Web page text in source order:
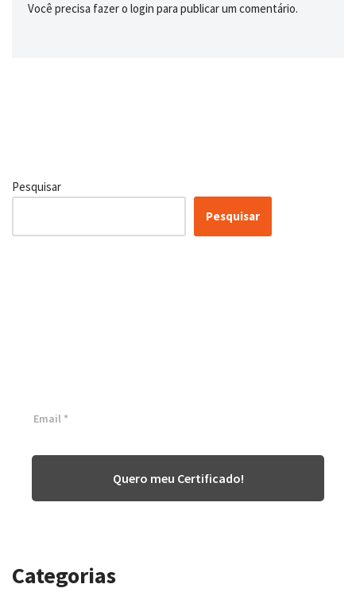
Você precisa fazer o login para publicar um comentário.
Pesquisar
Pesquisar
Quero meu Certificado!
Categorias